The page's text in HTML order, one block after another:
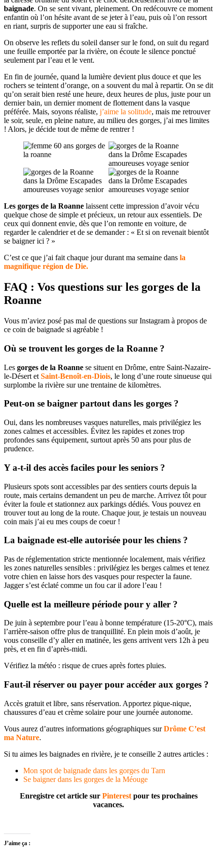
baignade. On se sent vivant, pleinement. On redécouvre ce moment
enfantin où l’on hésite avant de se jeter à l’eau, puis où l’on ressort
en riant, surpris de supporter une eau si fraîche.
On observe les reflets du soleil danser sur le fond, on suit du regard
une feuille emportée par la rivière, on écoute le silence ponctué
seulement par l’eau et le vent.
En fin de journée, quand la lumière devient plus douce et que les
rochers se teintent d’orange, on a souvent du mal à repartir. On se dit
qu’on serait bien resté une heure, deux heures de plus, juste pour un
dernier bain, un dernier moment de flottement dans la vasque
préférée. Mais, soyons réaliste, j’aime la solitude, mais me retrouver
le soir, seule, en pleine nature, au milieu des gorges, j’ai mes limites
! Alors, je décide tout de même de rentrer !
Les gorges de la Roanne laissent cette impression d’avoir vécu
quelque chose de simple et précieux, un retour aux essentiels. De
ceux qui donnent envie, dès que l’on remonte en voiture, de
regarder le calendrier et de se demander : « Et si on revenait bientôt
se baigner ici ? »
C’est ce que j’ai fait chaque jour durant ma semaine dans la
magnifique région de Die.
FAQ : Vos questions sur les gorges de la
Roanne
Vous m’aviez posé pas mal de questions sur Instagram à propos de
ce coin de baignade si agréable !
Où se trouvent les gorges de la Roanne ?
Les gorges de la Roanne se situent en Drôme, entre Saint-Nazaire-
le-Désert et Saint-Benoît-en-Diois, le long d’une route sinueuse qui
surplombe la rivière sur une trentaine de kilomètres.​
Peut-on se baigner partout dans les gorges ?
Oui, dans les nombreuses vasques naturelles, mais privilégiez les
zones calmes et accessibles. Évitez les rapides et zones trop
profondes sans équipement, surtout après 50 ans pour plus de
prudence.​
Y a-t-il des accès faciles pour les seniors ?
Plusieurs spots sont accessibles par des sentiers courts depuis la
route, mais certains demandent un peu de marche. Arrivez tôt pour
éviter la foule et stationnez aux parkings dédiés.​ Vous pouvez en
trouver tout au long de la route. Chaque jour, je testais un nouveau
coin mais j’ai eu mes coups de coeur !
La baignade est-elle autorisée pour les chiens ?
Pas de réglementation stricte mentionnée localement, mais vérifiez
les zones naturelles sensibles : privilégiez les berges calmes et tenez
votre chien en laisse hors des vasques pour respecter la faune.
Jagger s’est éclaté comme un fou car il adore l’eau ! ​
Quelle est la meilleure période pour y aller ?
De juin à septembre pour l’eau à bonne température (15-20°C), mais
l’arrière-saison offre plus de tranquillité. En plein mois d’août, je
vous conseille d’y aller en matinée, les gens arrivent vers 12h à peu
près, et en fin d’après-midi.
Vérifiez la météo : risque de crues après fortes pluies.​
Faut-il réserver ou payer pour accéder aux gorges ?
Accès gratuit et libre, sans réservation. Apportez pique-nique,
chaussures d’eau et crème solaire pour une journée autonome.​
Vous aurez d’autres informations géographiques surDrôme C’est
ma Nature.
Si tu aimes les baignades en rivière, je te conseille 2 autres articles :
Mon spot de baignade dans les gorges du Tarn
Se baigner dans les gorges de la Méouge
Enregistre cet article sur Pinterestpour tes prochaines
vacances.
J’aime ça :